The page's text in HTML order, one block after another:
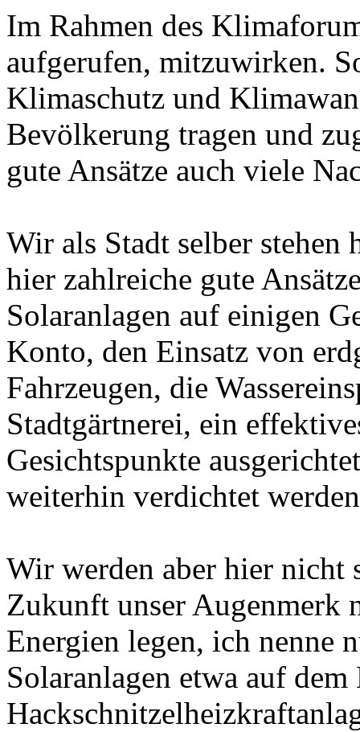
Im Rahmen des
aufgerufen, mitzuwirken.
Klimaschutz und
Bevölkerung tragen und
gute Ansätze auch viele
Wir als Stadt selber
hier zahlreiche gute
Solaranlagen auf einigen
Konto, den Einsatz von
Fahrzeugen, die
Stadtgärtnerei, ein
Gesichtspunkte
weiterhin verdichtet
Wir werden aber hier nicht
Zukunft unser Augenmerk
Energien legen, ich nenne
Solaranlagen etwa auf